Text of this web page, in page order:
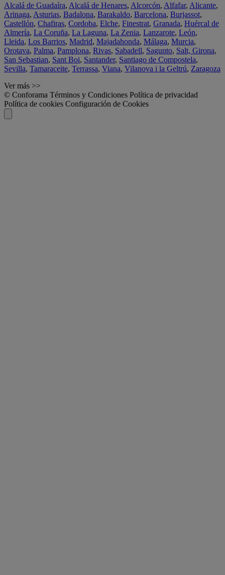
Alcalá de Guadaíra, Alcalá de Henares, Alcorcón, Alfafar, Alicante,
Arinaga, Asturias, Badalona, Barakaldo, Barcelona, Burjassot,
Castellón, Chafiras, Cordoba, Elche, Finestrat, Granada, Huércal de
Almería, La Coruña, La Laguna, La Zenia, Lanzarote, León,
Lleida, Los Barrios, Madrid, Majadahonda, Málaga, Murcia,
Orotava, Palma, Pamplona, Rivas, Sabadell, Sagunto, Salt, Girona,
San Sebastian, Sant Boi, Santander, Santiago de Compostela,
Sevilla, Tamaraceite, Terrassa, Viana, Vilanova i la Geltrú, Zaragoza
Ver más >>
© Conforama Términos y Condiciones Política de privacidad
Política de cookies Configuración de Cookies